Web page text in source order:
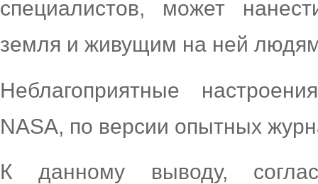
специалистов, может
земля и живущим на ней
Неблагоприятные
NASA, по версии опытных
К данному выводу,